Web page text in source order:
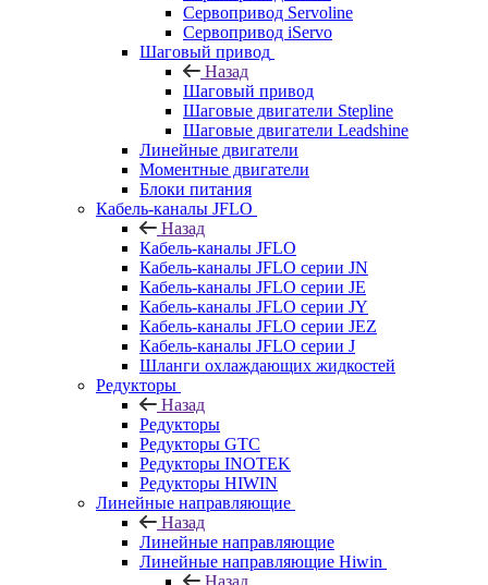
Сервопривод Servoline
Сервопривод iServo
Шаговый привод
Назад
Шаговый привод
Шаговые двигатели Stepline
Шаговые двигатели Leadshine
Линейные двигатели
Моментные двигатели
Блоки питания
Кабель-каналы JFLO
Назад
Кабель-каналы JFLO
Кабель-каналы JFLO серии JN
Кабель-каналы JFLO серии JE
Кабель-каналы JFLO серии JY
Кабель-каналы JFLO серии JEZ
Кабель-каналы JFLO серии J
Шланги охлаждающих жидкостей
Редукторы
Назад
Редукторы
Редукторы GTC
Редукторы INOTEK
Редукторы HIWIN
Линейные направляющие
Назад
Линейные направляющие
Линейные направляющие Hiwin
Назад